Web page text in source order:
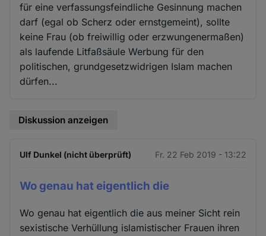
für eine verfassungsfeindliche Gesinnung machen
darf (egal ob Scherz oder ernstgemeint), sollte
keine Frau (ob freiwillig oder erzwungenermaßen)
als laufende Litfaßsäule Werbung für den
politischen, grundgesetzwidrigen Islam machen
dürfen...
Diskussion anzeigen
Ulf Dunkel (nicht überprüft) Fr. 22 Feb 2019 - 13:22
Wo genau hat eigentlich die
Wo genau hat eigentlich die aus meiner Sicht rein
sexistische Verhüllung islamistischer Frauen ihren